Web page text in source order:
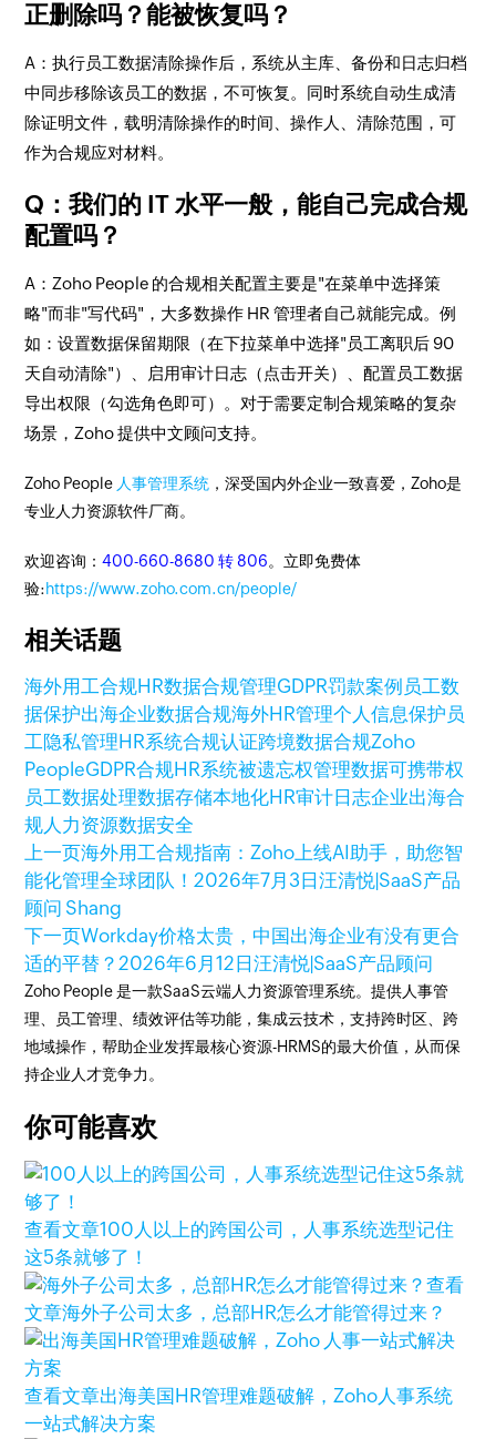
正删除吗？能被恢复吗？
A：执行员工数据清除操作后，系统从主库、备份和日志归档
中同步移除该员工的数据，不可恢复。同时系统自动生成清
除证明文件，载明清除操作的时间、操作人、清除范围，可
作为合规应对材料。
Q：我们的 IT 水平一般，能自己完成合规
配置吗？
A：Zoho People 的合规相关配置主要是"在菜单中选择策
略"而非"写代码"，大多数操作 HR 管理者自己就能完成。例
如：设置数据保留期限（在下拉菜单中选择"员工离职后 90
天自动清除"）、启用审计日志（点击开关）、配置员工数据
导出权限（勾选角色即可）。对于需要定制合规策略的复杂
场景，Zoho 提供中文顾问支持。
Zoho People 人事管理系统 ，深受国内外企业一致喜爱，Zoho是
专业人力资源软件厂商。
欢迎咨询：400-660-8680 转 806。立即免费体
验:https://www.zoho.com.cn/people/
相关话题
海外用工合规HR数据合规管理GDPR罚款案例 员工数
据保护出海企业数据合规海外HR管理个人信息保护 员
工隐私管理 HR系统合规认证跨境数据合规Zoho
PeopleGDPR合规HR系统被遗忘权管理数据可携带权
员工数据处理数据存储本地化HR审计日志企业出海合
规人力资源数据安全
上一页海外用工合规指南：Zoho上线AI助手，助您智
能化管理全球团队！2026年7月3日汪清悦|SaaS产品
顾问 Shang
下一页Workday价格太贵，中国出海企业有没有更合
适的平替？2026年6月12日汪清悦|SaaS产品顾问
Zoho People 是一款SaaS云端人力资源管理系统。提供人事管
理、员工管理、绩效评估等功能，集成云技术，支持跨时区、跨
地域操作，帮助企业发挥最核心资源-HRMS的最大价值，从而保
持企业人才竞争力。
你可能喜欢
查看文章100人以上的跨国公司，人事系统选型记住
这5条就够了！
查看
文章海外子公司太多，总部HR怎么才能管得过来？
查看文章出海美国HR管理难题破解，Zoho人事系统
一站式解决方案